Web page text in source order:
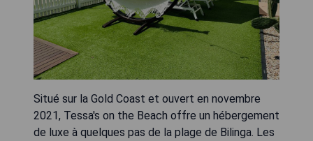
Situé sur la Gold Coast et ouvert en novembre
2021, Tessa's on the Beach offre un hébergement
de luxe à quelques pas de la plage de Bilinga. Les